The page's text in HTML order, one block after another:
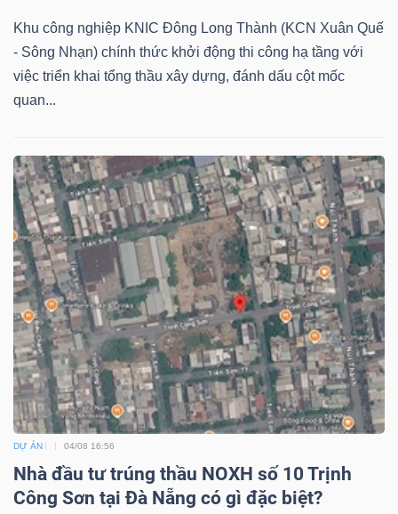
Khu công nghiệp KNIC Đông Long Thành (KCN Xuân Quế
- Sông Nhạn) chính thức khởi động thi công hạ tầng với
việc triển khai tổng thầu xây dựng, đánh dấu cột mốc
quan...
DỰ ÁN 04/08 16:56
Nhà đầu tư trúng thầu NOXH số 10 Trịnh
Công Sơn tại Đà Nẵng có gì đặc biệt?